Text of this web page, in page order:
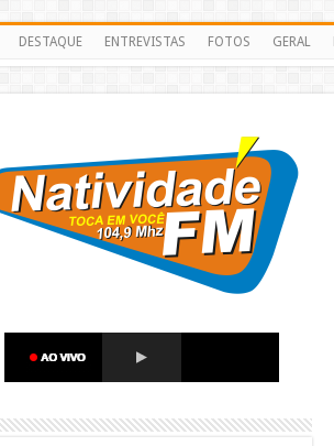
DESTAQUE ENTREVISTAS FOTOS GERAL